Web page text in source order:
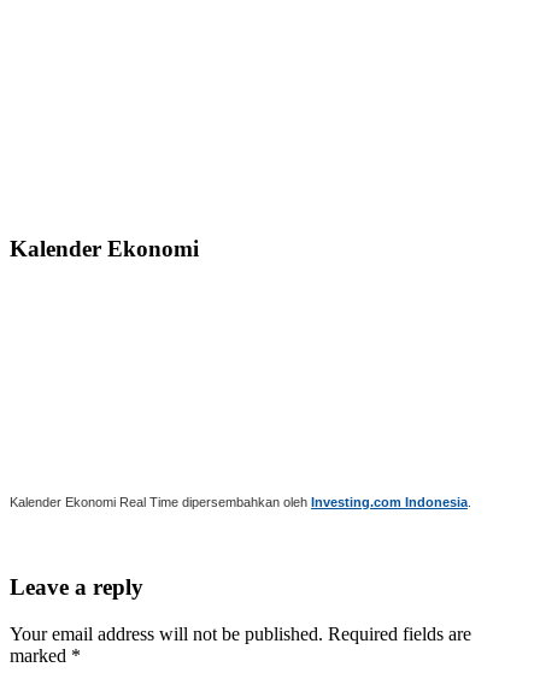
Kalender Ekonomi
Kalender Ekonomi Real Time dipersembahkan oleh Investing.com Indonesia
Leave a reply
Your email address will not be published. Required fields are
marked *